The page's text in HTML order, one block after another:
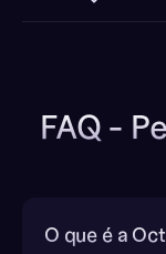
FAQ -
O que é a